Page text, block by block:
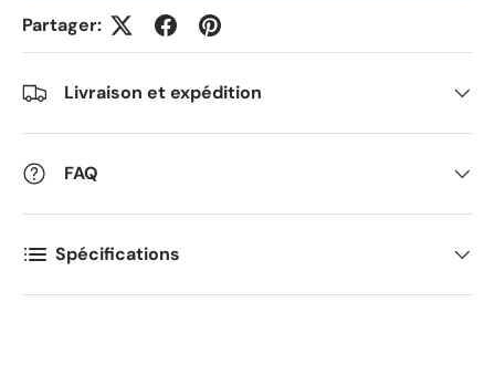
Comments
Partager:
Livraison et expédition
FAQ
Spécifications